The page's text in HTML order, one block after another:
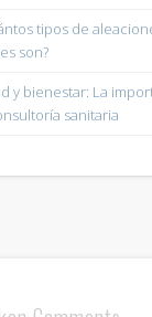
tipos de
son?
y bienestar: La
sanitaria